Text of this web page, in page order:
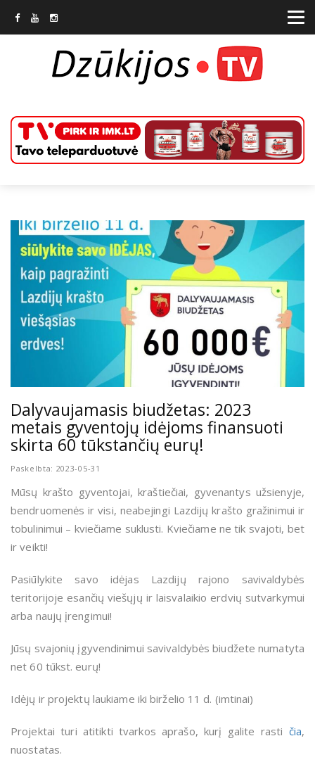
Dalyvaujamasis biudžetas: 2023
metais gyventojų idėjoms finansuoti
skirta 60 tūkstančių eurų!
Paskelbta: 2023-05-31
Mūsų krašto gyventojai, kraštiečiai, gyvenantys užsienyje,
bendruomenės ir visi, neabejingi Lazdijų krašto gražinimui ir
tobulinimui – kviečiame suklusti. Kviečiame ne tik svajoti, bet
ir veikti!
Pasiūlykite savo idėjas Lazdijų rajono savivaldybės
teritorijoje esančių viešųjų ir laisvalaikio erdvių sutvarkymui
arba naujų įrengimui!
Jūsų svajonių įgyvendinimui savivaldybės biudžete numatyta
net 60 tūkst. eurų!
Idėjų ir projektų laukiame iki birželio 11 d. (imtinai)
Projektai turi atitikti tvarkos aprašo, kurį galite rasti čia,
nuostatas.